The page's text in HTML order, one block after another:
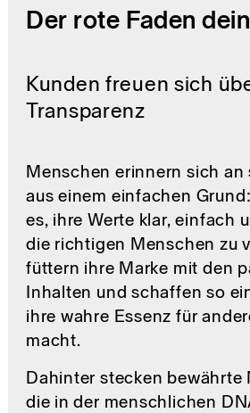
Portfolio
Über uns
Unsere
Gute
Founders
Wirtschaften
Leben
Good Earth
Magazin
Der rote Faden
Kunden freuen sich
Transparenz
Menschen erinnern sich an
aus einem einfachen
es, ihre Werte klar, einfach
die richtigen Menschen zu
füttern ihre Marke mit den
Inhalten und schaffen so
ihre wahre Essenz für
macht.
Dahinter stecken bewährte
die in der menschlichen